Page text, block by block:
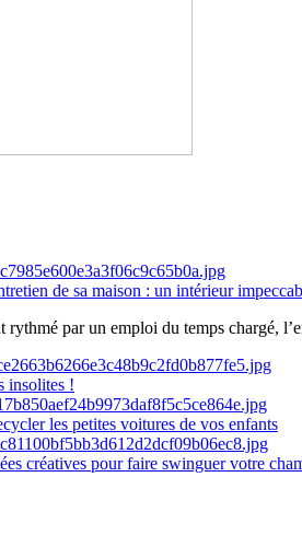
de sa maison : un intérieur
par un emploi du temps chargé,
insolites !
les petites voitures de vos enfants
créatives pour faire swinguer votre